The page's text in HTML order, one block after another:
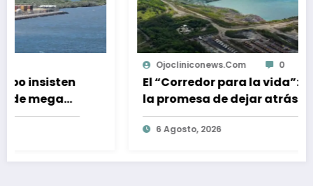
Ojocliniconews.com 0
El “Corredor para la vida”: 4 años de
la promesa de dejar atrás el carbón
en el Cesar, Colombia